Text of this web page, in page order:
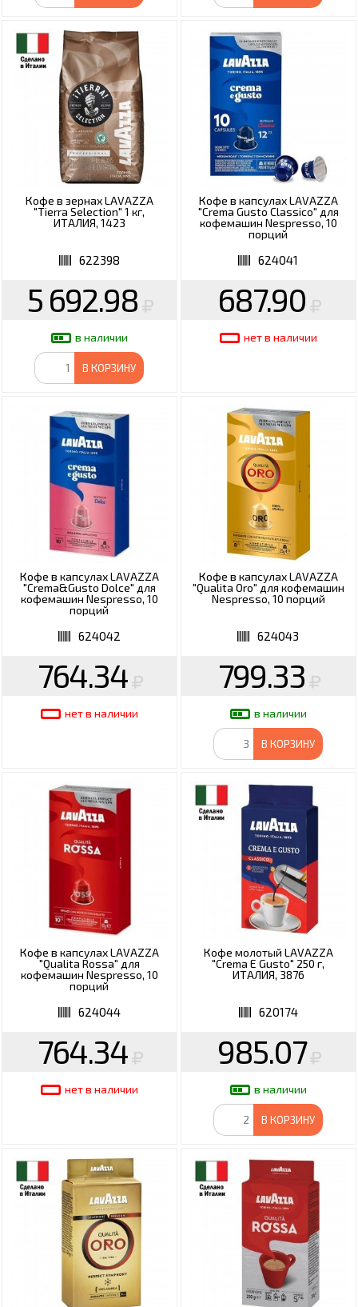
Кофе в зернах LAVAZZA
"Tierra Selection" 1 кг,
ИТАЛИЯ, 1423
622398
5 692.98
в наличии
В КОРЗИНУ
Кофе в капсулах LAVAZZA
"Crema Gusto Classico" для
кофемашин Nespresso, 10
порций
624041
687.90
нет в наличии
Кофе в капсулах LAVAZZA
"Crema&Gusto Dolce" для
кофемашин Nespresso, 10
порций
624042
764.34
нет в наличии
Кофе в капсулах LAVAZZA
"Qualita Oro" для кофемашин
Nespresso, 10 порций
624043
799.33
в наличии
В КОРЗИНУ
Кофе в капсулах LAVAZZA
"Qualita Rossa" для
кофемашин Nespresso, 10
порций
624044
764.34
нет в наличии
Кофе молотый LAVAZZA
"Crema E Gusto" 250 г,
ИТАЛИЯ, 3876
620174
985.07
в наличии
В КОРЗИНУ